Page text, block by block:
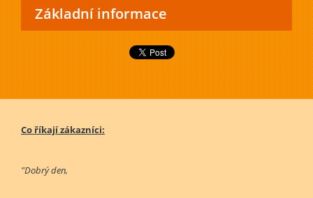
Základní informace
Co říkají zákazníci:
"Dobrý den,